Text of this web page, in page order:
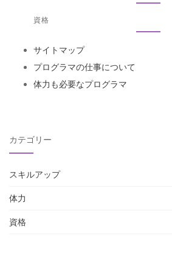
資格
サイトマップ
プログラマの仕事について
体力も必要なプログラマ
カテゴリー
スキルアップ
体力
資格